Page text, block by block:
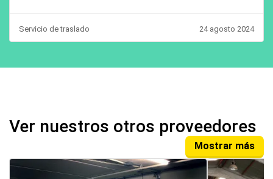
Servicio de traslado 24 agosto 2024
Ver nuestros otros proveedores
Mostrar más